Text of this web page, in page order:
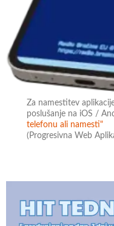
Za namestitev
poslušanje na iOS /
telefonu ali namesti"
(Progresivna Web